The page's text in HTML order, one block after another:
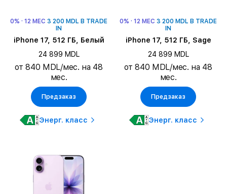
0% · 12 МЕС 3 200 MDL В TRADE
IN
iPhone 17, 512 ГБ, Белый
24 899 MDL
от 840 MDL/мес. на 48
мес.
Предзаказ
Энерг. класс
0% · 12 МЕС 3 200 MDL В TRADE
IN
iPhone 17, 512 ГБ, Sage
24 899 MDL
от 840 MDL/мес. на 48
мес.
Предзаказ
Энерг. класс